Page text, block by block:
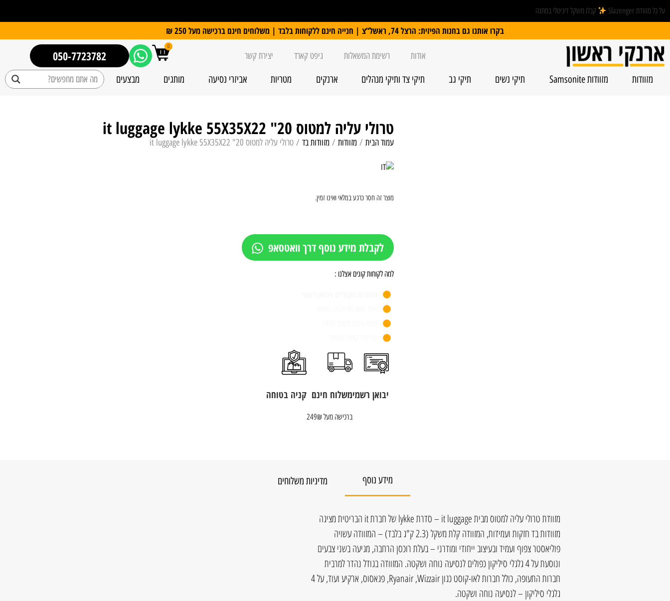
על כל מזוודת Slazenger קבלו משקל דיגיטלי במתנה
בקרו אותנו גם בחנות הפיזית: הרצל 74, ראשל”צ | חנייה חינם ללקוחות בלבד | משלוחים חינם ברכישה מעל 250 ₪
אודות רשימת המשאלות גיפט קארד יצירת קשר
0
050-7723782
מזוודות מזוודות Samsonite תיקי נשים תיקי גב תיקי צד ותיקי מנהלים ארנקים מטריות אביזרי נסיעה מותגים מבצעים
טרולי עליה למטוס 20" it luggage lykke 55X35X22
עמוד הבית/ מזוודות/ מזוודות בד/ טרולי עליה למטוס 20" it luggage lykke 55X35X22
מוצר זה חסר כרגע במלאי ואינו זמין.
לקבלת מידע נוסף דרך וואטסאפ
למה לקוחות קונים אצלנו :
יבואן רשמימשלוח חינם
ברכישה מעל 249₪
קניה בטוחה
מידע נוסף מדיניות משלוחים
מזוודת טרולי עליה למטוס מבית it luggage – סדרת lykke של חברת it הבריטית מציגה
מזוודות בד חזקות ועמידות, המזוודה קלת משקל (2.3 ק"ג בלבד) – המזוודה עשויה
פוליאסטר צפוף ועמיד ובעיצוב ייחודי ומודרני – בעלת רוכסן הרחבה, מגיעה בשני צבעים
ונוסעת על 4 גלגלי סיליקון כפולים לנסיעה נוחה ושקטה. המזוודה בגודל נהדר למרבית
חברות התעופה, כולל חברות לאו-קוסט כגון Ryanair ,Wizzair, פגאסוס, ארקיע ועוד, על 4
גלגלי סיליקון – לנסיעה נוחה ושקטה.